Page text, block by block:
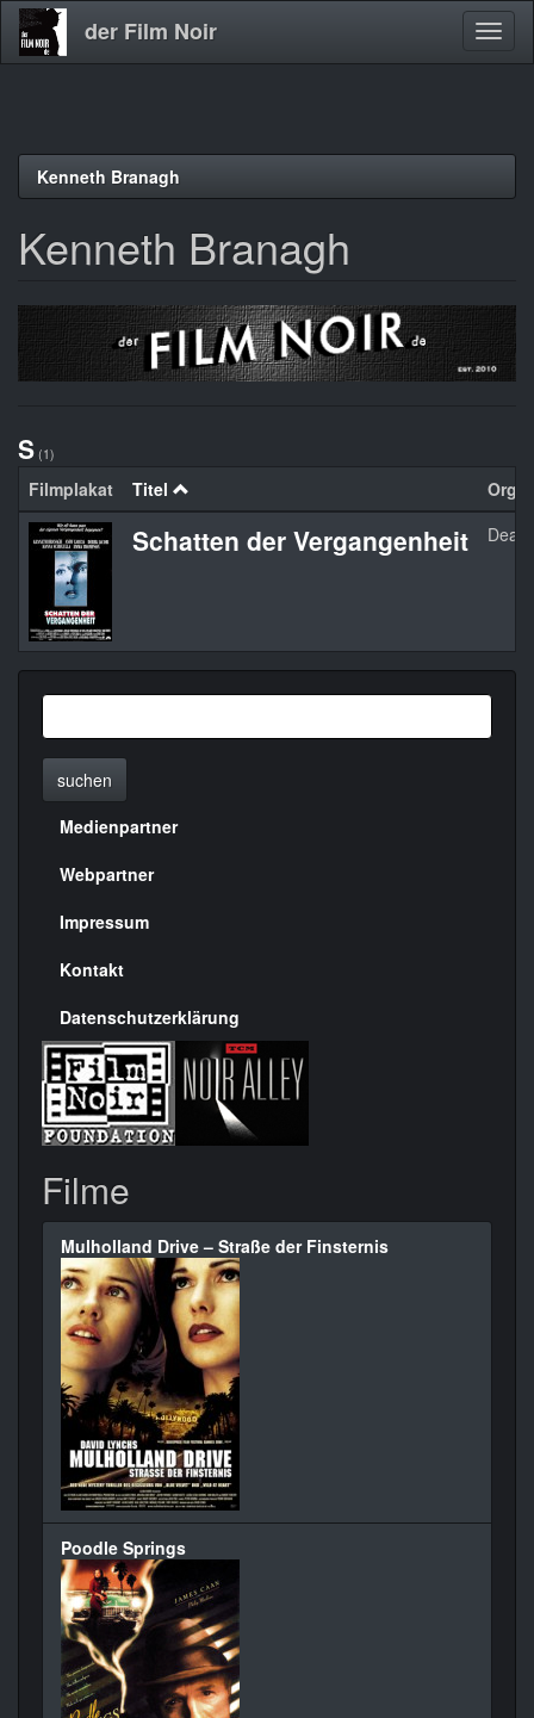
Direkt
der Film Noir
Kenneth Branagh
Kenneth Branagh
S (1)
Filmplakat Titel
Schatten der Vergangenheit Dead
suchen
Menülinks
rechte
Seite
Medienpartner
Webpartner
Impressum
Kontakt
Datenschutzerklärung
Filme
Mulholland Drive – Straße der Finsternis
Poodle Springs